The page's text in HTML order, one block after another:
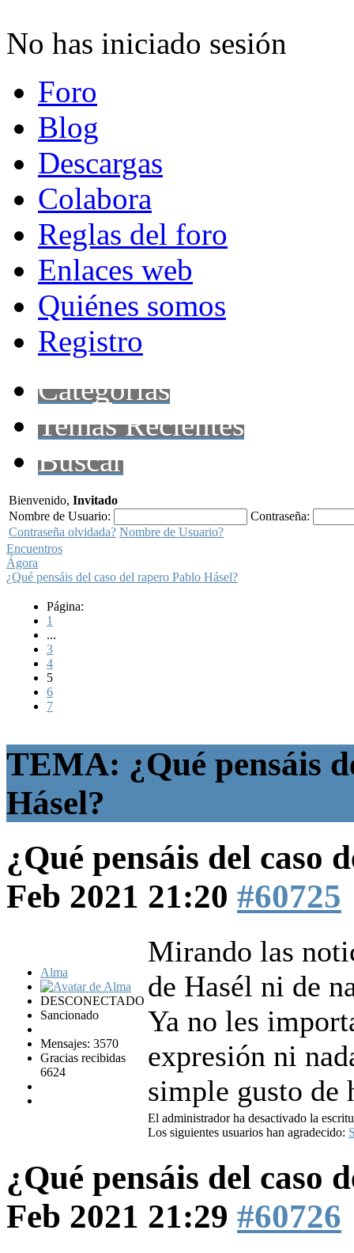
No has iniciado sesión
Foro
Blog
Descargas
Colabora
Reglas del foro
Enlaces web
Quiénes somos
Registro
Categorías
Temas Recientes
Buscar
Bienvenido, Invitado
Nombre de Usuario:
Contraseña:
Contraseña olvidada? Nombre de Usuario?
Encuentros
Ágora
¿Qué pensáis del caso del rapero Pablo Hásel?
Página:
1
...
3
4
5
6
7
TEMA: ¿Qué pensáis
Hásel?
¿Qué pensáis del caso
Feb 2021 21:20 #60725
Alma
DESCONECTADO
Sancionado
Mensajes: 3570
Gracias recibidas
6624
Mirando las
de Hasél ni de
Ya no les
expresión ni
simple gusto de
El administrador ha desactivado la
Los siguientes usuarios han agradecido:
¿Qué pensáis del caso
Feb 2021 21:29 #60726